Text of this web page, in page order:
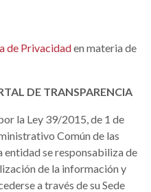
de Privacidaden materia de
DE TRANSPARENCIA
la Ley 39/2015, de 1 de
Común de las
se responsabiliza de
de la información y
a través de su Sede